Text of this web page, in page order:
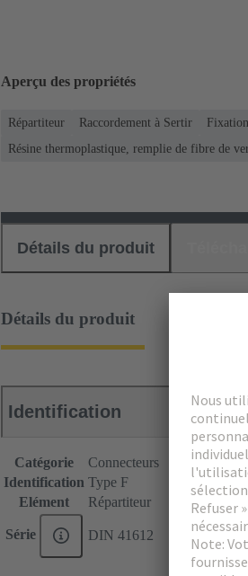
Aperçu des propriétés
Répartiteur Raccordement à Sertir
Résine thermoplastique, remplie de fibre de
Détails du produit
Détails du produit
Identification
Catégorie
Connecteurs
Identification Type F
Elément
Répartiteur
Série DIN 41612